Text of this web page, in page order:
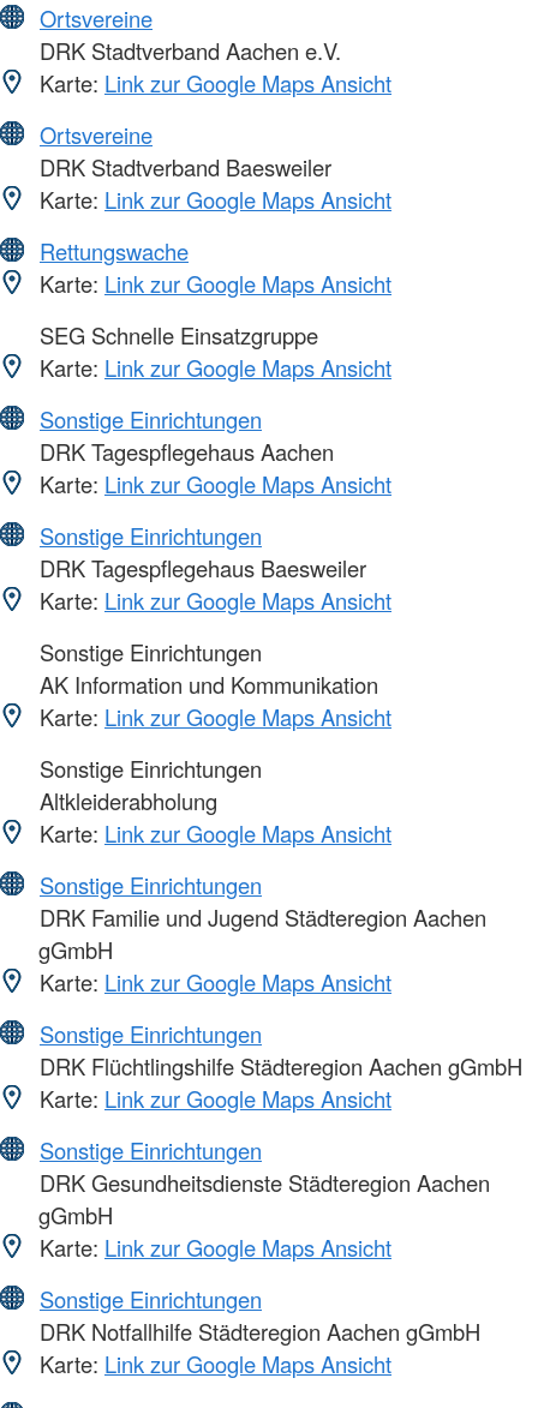
Ortsvereine
DRK Stadtverband Aachen e.V.
Karte: Link zur Google Maps Ansicht
Ortsvereine
DRK Stadtverband Baesweiler
Karte: Link zur Google Maps Ansicht
Rettungswache
Karte: Link zur Google Maps Ansicht
SEG Schnelle Einsatzgruppe
Karte: Link zur Google Maps Ansicht
Sonstige Einrichtungen
DRK Tagespflegehaus Aachen
Karte: Link zur Google Maps Ansicht
Sonstige Einrichtungen
DRK Tagespflegehaus Baesweiler
Karte: Link zur Google Maps Ansicht
Sonstige Einrichtungen
AK Information und Kommunikation
Karte: Link zur Google Maps Ansicht
Sonstige Einrichtungen
Altkleiderabholung
Karte: Link zur Google Maps Ansicht
Sonstige Einrichtungen
DRK Familie und Jugend Städteregion Aachen
gGmbH
Karte: Link zur Google Maps Ansicht
Sonstige Einrichtungen
DRK Flüchtlingshilfe Städteregion Aachen gGmbH
Karte: Link zur Google Maps Ansicht
Sonstige Einrichtungen
DRK Gesundheitsdienste Städteregion Aachen
gGmbH
Karte: Link zur Google Maps Ansicht
Sonstige Einrichtungen
DRK Notfallhilfe Städteregion Aachen gGmbH
Karte: Link zur Google Maps Ansicht